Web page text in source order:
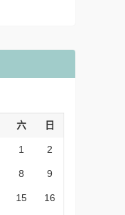
六 日
1 2
8 9
15 16